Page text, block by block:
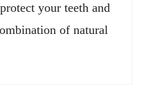
your teeth and
of natural